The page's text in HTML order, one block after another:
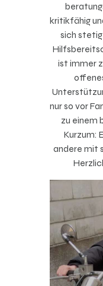
kritikfähig
sich
ist immer
nur so vor
zu einem
Kurzum:
andere mit